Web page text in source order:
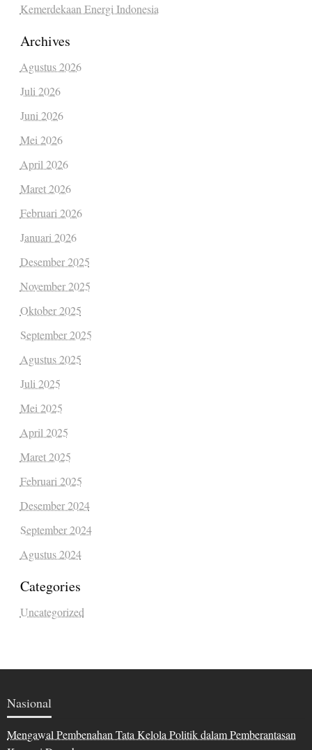
Kemerdekaan Energi Indonesia
Archives
Agustus 2026
Juli 2026
Juni 2026
Mei 2026
April 2026
Maret 2026
Februari 2026
Januari 2026
Desember 2025
November 2025
Oktober 2025
September 2025
Agustus 2025
Juli 2025
Mei 2025
April 2025
Maret 2025
Februari 2025
Desember 2024
September 2024
Agustus 2024
Categories
Uncategorized
Nasional
Mengawal Pembenahan Tata Kelola Politik dalam Pemberantasan